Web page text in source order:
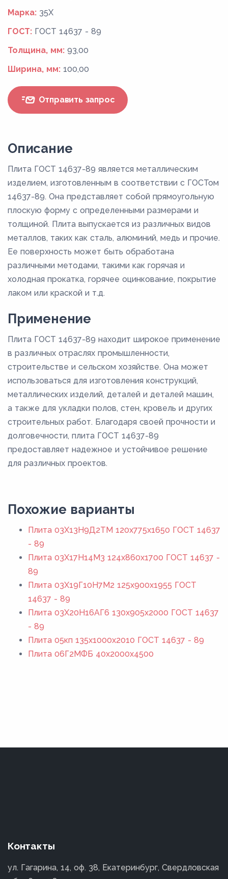
Марка: 35Х
ГОСТ: ГОСТ 14637 - 89
Толщина, мм: 93,00
Ширина, мм: 100,00
Отправить запрос
Описание
Плита ГОСТ 14637-89 является металлическим
изделием, изготовленным в соответствии с ГОСТом
14637-89. Она представляет собой прямоугольную
плоскую форму с определенными размерами и
толщиной. Плита выпускается из различных видов
металлов, таких как сталь, алюминий, медь и прочие.
Ее поверхность может быть обработана
различными методами, такими как горячая и
холодная прокатка, горячее оцинкование, покрытие
лаком или краской и т.д.
Применение
Плита ГОСТ 14637-89 находит широкое применение
в различных отраслях промышленности,
строительстве и сельском хозяйстве. Она может
использоваться для изготовления конструкций,
металлических изделий, деталей и деталей машин,
а также для укладки полов, стен, кровель и других
строительных работ. Благодаря своей прочности и
долговечности, плита ГОСТ 14637-89
предоставляет надежное и устойчивое решение
для различных проектов.
Похожие варианты
Плита 03Х13Н9Д2ТМ 120x775x1650 ГОСТ 14637
- 89
Плита 03Х17Н14М3 124x860x1700 ГОСТ 14637 -
89
Плита 03Х19Г10Н7М2 125x900x1955 ГОСТ
14637 - 89
Плита 03Х20Н16АГ6 130x905x2000 ГОСТ 14637
- 89
Плита 05кп 135x1000x2010 ГОСТ 14637 - 89
Плита 06Г2МФБ 40x2000x4500
Контакты
ул. Гагарина, 14, оф. 38, Екатеринбург, Свердловская